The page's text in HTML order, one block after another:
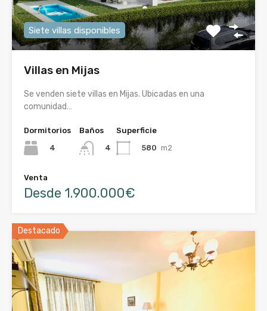
Siete villas disponibles
Villas en Mijas
Se venden siete villas en Mijas. Ubicadas en una
comunidad…
Dormitorios
4
Baños
4
Superficie
580 m2
Venta
Desde 1.900.000€
Destacado